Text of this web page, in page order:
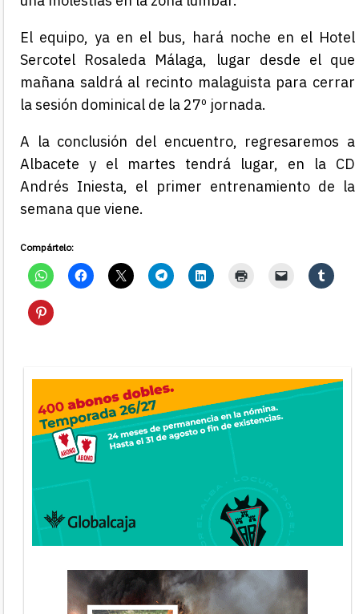
El equipo, ya en el bus, hará noche en el Hotel
Sercotel Rosaleda Málaga, lugar desde el que
mañana saldrá al recinto malaguista para cerrar
la sesión dominical de la 27º jornada.
A la conclusión del encuentro, regresaremos a
Albacete y el martes tendrá lugar, en la CD
Andrés Iniesta, el primer entrenamiento de la
semana que viene.
Compártelo: